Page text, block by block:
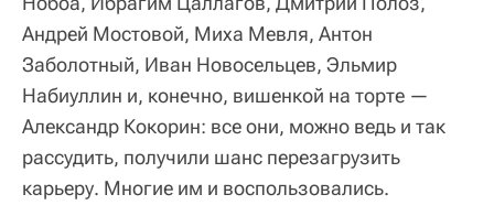
Андрей Мостовой, Миха Мевля, Антон
Заболотный, Иван Новосельцев, Эльмир
Набиуллин и, конечно, вишенкой на торте —
Александр Кокорин: все они, можно ведь и так
рассудить, получили шанс перезагрузить
карьеру. Многие им и воспользовались.